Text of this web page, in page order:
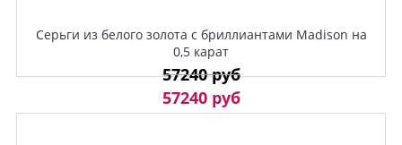
Серьги из белого золота с бриллиантами Madison на
0,5 карат
57240 руб
57240 руб